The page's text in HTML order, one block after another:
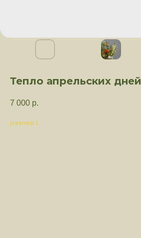
Тепло апрельских дней
7 000 р.
размер L